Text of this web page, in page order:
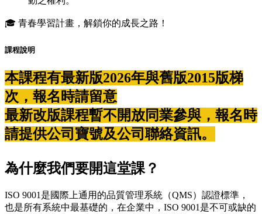
🎓 青春學習計畫，解鎖你的成長之路！
課程說明
本課程有最新版2026年與舊版2015版梯
次，報名時請留意
最新改版課程暫不開放同業參與，報名時
請提供公司寶號及公司聯絡資訊。
為什麼我們要開這堂課？
ISO 9001是國際上通用的品質管理系統（QMS）認證標準，
也是所有系統中最基礎的，在企業中，ISO 9001是不可或缺的